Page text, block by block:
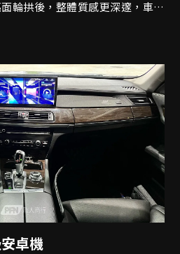
輪拱後，整體質感更深邃，車身
卓機